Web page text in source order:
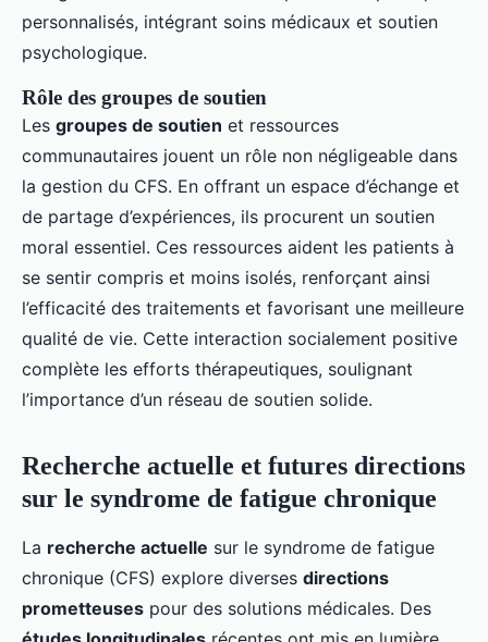
personnalisés, intégrant soins médicaux et soutien
psychologique.
Rôle des groupes de soutien
Les groupes de soutien et ressources
communautaires jouent un rôle non négligeable dans
la gestion du CFS. En offrant un espace d’échange et
de partage d’expériences, ils procurent un soutien
moral essentiel. Ces ressources aident les patients à
se sentir compris et moins isolés, renforçant ainsi
l’efficacité des traitements et favorisant une meilleure
qualité de vie. Cette interaction socialement positive
complète les efforts thérapeutiques, soulignant
l’importance d’un réseau de soutien solide.
Recherche actuelle et futures directions
sur le syndrome de fatigue chronique
La recherche actuelle sur le syndrome de fatigue
chronique (CFS) explore diverses directions
prometteuses pour des solutions médicales. Des